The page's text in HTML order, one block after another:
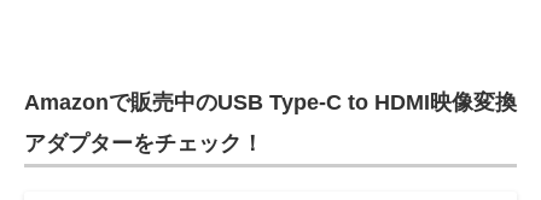
Amazonで販売中のUSB Type-C to HDMI映像変換
アダプターをチェック！